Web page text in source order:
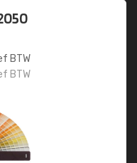
BTW
BTW